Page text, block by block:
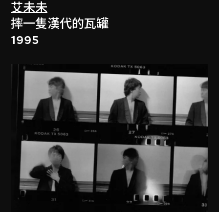
艾未未
摔一隻漢代的瓦罐
1995